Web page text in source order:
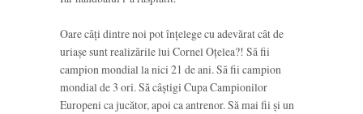
Oare câți dintre noi pot înțelege cu adevărat cât de
uriașe sunt realizările lui Cornel Oțelea?! Să fii
campion mondial la nici 21 de ani. Să fii campion
mondial de 3 ori. Să câștigi Cupa Campionilor
Europeni ca jucător, apoi ca antrenor. Să mai fii și un